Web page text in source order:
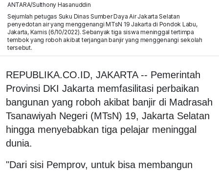
ANTARA/Sulthony Hasanuddin
Sejumlah petugas Suku Dinas Sumber Daya Air Jakarta Selatan
penyedotan air yang menggenangi MTsN 19 Jakarta di Pondok Labu,
Jakarta, Kamis (6/10/2022). Sebanyak tiga siswa meninggal tertimpa
tembok yang roboh akibat terjangan banjir yang menggenangi sekolah
tersebut.
REPUBLIKA.CO.ID, JAKARTA -- Pemerintah
Provinsi DKI Jakarta memfasilitasi perbaikan
bangunan yang roboh akibat banjir di Madrasah
Tsanawiyah Negeri (MTsN) 19, Jakarta Selatan
hingga menyebabkan tiga pelajar meninggal
dunia.
"Dari sisi Pemprov, untuk bisa membangun